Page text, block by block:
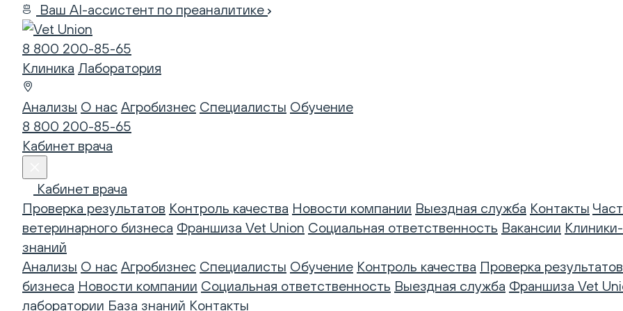
Ваш AI-ассистент по преаналитике
8 800 200-85-65
Клиника Лаборатория
Анализы О нас Агробизнес Специалисты Обучение
8 800 200-85-65
Кабинет врача
Кабинет врача
Проверка результатов Контроль качества Новости компании Выездная служба Контакты
ветеринарного бизнеса Франшиза Vet Union Социальная ответственность Вакансии
знаний
Анализы О нас Агробизнес Специалисты Обучение Контроль качества Проверка
бизнеса Новости компании Социальная ответственность Выездная служба Франшиза Vet
лаборатории База знаний Контакты